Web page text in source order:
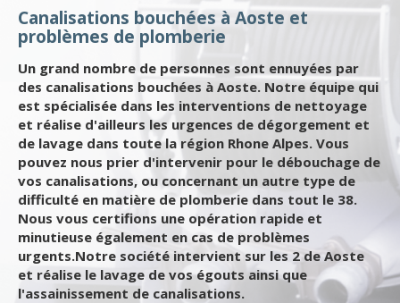
Canalisations bouchées à Aoste et
problèmes de plomberie
Un grand nombre de personnes sont ennuyées par
des canalisations bouchées à Aoste. Notre équipe qui
est spécialisée dans les interventions de nettoyage
et réalise d'ailleurs les urgences de dégorgement et
de lavage dans toute la région Rhone Alpes. Vous
pouvez nous prier d'intervenir pour le débouchage de
vos canalisations, ou concernant un autre type de
difficulté en matière de plomberie dans tout le 38.
Nous vous certifions une opération rapide et
minutieuse également en cas de problèmes
urgents.Notre société intervient sur les 2 de Aoste
et réalise le lavage de vos égouts ainsi que
l'assainissement de canalisations.